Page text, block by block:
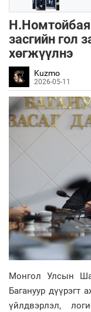
засгийн гол
хөгжүүлнэ
Kuzmo
2026-05-11
Монгол Улсын
Багануур дүүрэгт
үйлдвэрлэл,